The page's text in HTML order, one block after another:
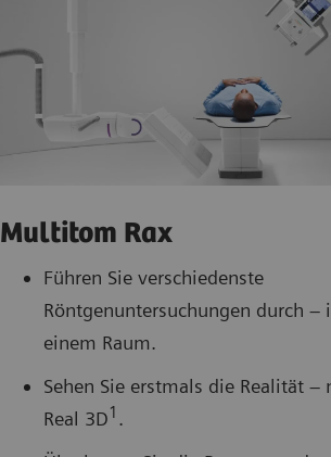
Multitom Rax
Führen Sie verschiedenste
Röntgenuntersuchungen durch –
einem Raum.
Sehen Sie erstmals die Realität –
Real 3D1 .